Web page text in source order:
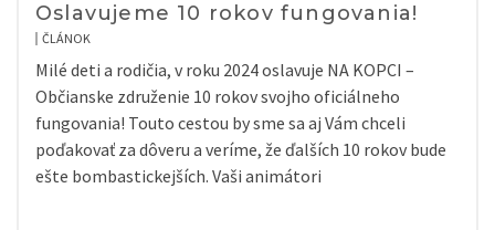
Oslavujeme 10 rokov fungovania!
ČLÁNOK
Milé deti a rodičia, v roku 2024 oslavuje NA KOPCI –
Občianske združenie 10 rokov svojho oficiálneho
fungovania! Touto cestou by sme sa aj Vám chceli
poďakovať za dôveru a veríme, že ďalších 10 rokov bude
ešte bombastickejších. Vaši animátori